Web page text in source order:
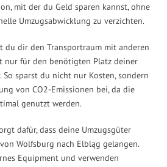
mit der du Geld sparen kannst, ohne
Umzugsabwicklung zu verzichten.
du dir den Transportraum mit anderen
nur für den benötigten Platz deiner
So sparst du nicht nur Kosten, sondern
von CO2-Emissionen bei, da die
genutzt werden.
dafür, dass deine Umzugsgüter
Wolfsburg nach Elbląg gelangen.
Equipment und verwenden